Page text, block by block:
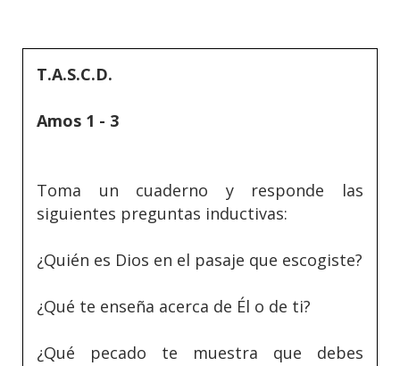
T.A.S.C.D.
Amos 1 - 3
Toma un cuaderno y responde las
siguientes preguntas inductivas:
¿Quién es Dios en el pasaje que escogiste?
¿Qué te enseña acerca de Él o de ti?
¿Qué pecado te muestra que debes